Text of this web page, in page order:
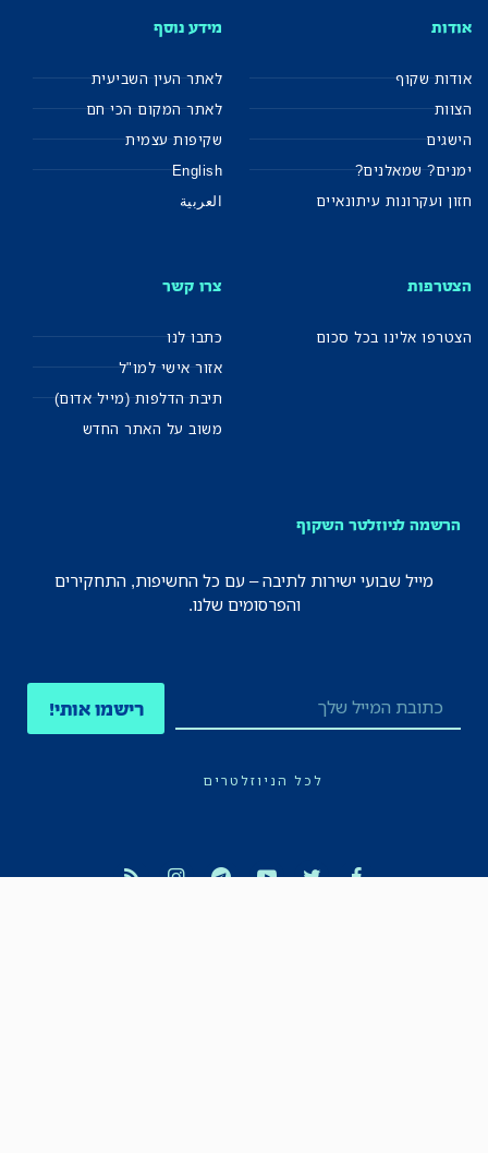
אודות
אודות שקוף
הצוות
הישגים
ימנים? שמאלנים?
חזון ועקרונות עיתונאיים
מידע נוסף
לאתר העין השביעית
לאתר המקום הכי חם
שקיפות עצמית
English
العربية
הצטרפות
הצטרפו אלינו בכל סכום
צרו קשר
כתבו לנו
אזור אישי למו"ל
תיבת הדלפות (מייל אדום)
משוב על האתר החדש
הרשמה לניוזלטר השקוף
מייל שבועי ישירות לתיבה – עם כל החשיפות, התחקירים
והפרסומים שלנו.
רישמו אותי!
לכל הניוזלטרים